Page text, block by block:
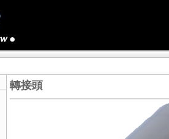
轉接頭